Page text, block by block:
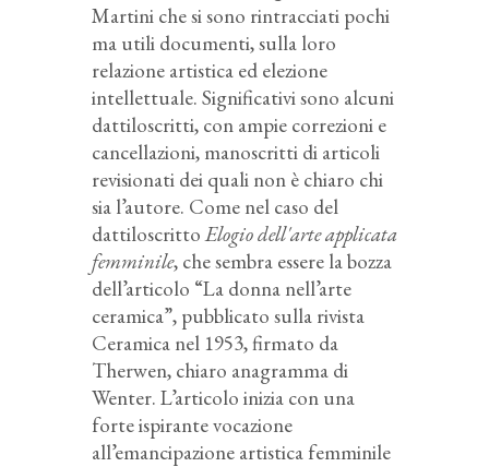
Martini che si sono rintracciati pochi
ma utili documenti, sulla loro
relazione artistica ed elezione
intellettuale. Significativi sono alcuni
dattiloscritti, con ampie correzioni e
cancellazioni, manoscritti di articoli
revisionati dei quali non è chiaro chi
sia l’autore. Come nel caso del
dattiloscrittoElogio dell'arte applicata
femminile, che sembra essere la bozza
dell’articolo “La donna nell’arte
ceramica”, pubblicato sulla rivista
Ceramica nel 1953, firmato da
Therwen, chiaro anagramma di
Wenter. L’articolo inizia con una
forte ispirante vocazione
all’emancipazione artistica femminile